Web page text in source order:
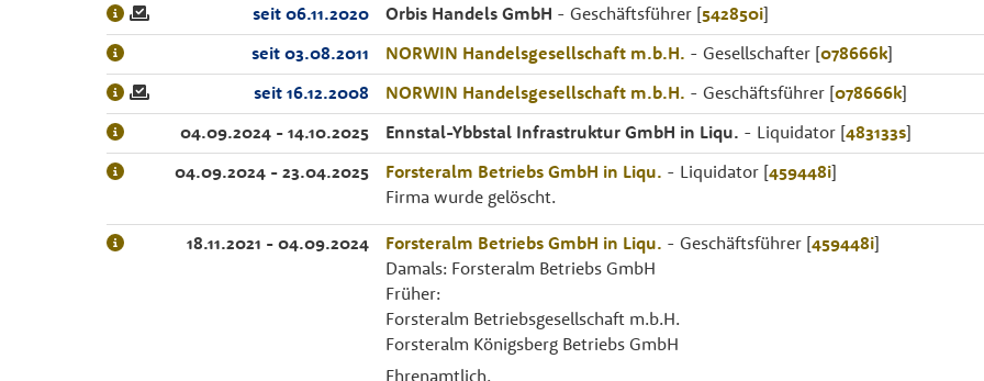
seit 06.11.2020
Orbis Handels GmbH - Geschäftsführer [542850i]
seit 03.08.2011
NORWIN Handelsgesellschaft m.b.H. - Gesellschafter [078666k]
seit 16.12.2008
NORWIN Handelsgesellschaft m.b.H. - Geschäftsführer [078666k]
04.09.2024 - 14.10.2025
Ennstal-Ybbstal Infrastruktur GmbH in Liqu. - Liquidator [483133s]
04.09.2024 - 23.04.2025
Forsteralm Betriebs GmbH in Liqu. - Liquidator [459448i]
Firma wurde gelöscht.
18.11.2021 - 04.09.2024 Forsteralm Betriebs GmbH in Liqu. - Geschäftsführer [459448i]
Damals: Forsteralm Betriebs GmbH
Früher:
Forsteralm Betriebsgesellschaft m.b.H.
Forsteralm Königsberg Betriebs GmbH
Ehrenamtlich.